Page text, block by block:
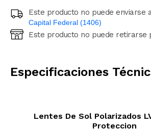
Este producto no puede enviarse
Capital Federal (1406)
Ingresá código postal (sólo números)
Este producto no puede retirarse
Especificaciones
Lentes De Sol Polarizados
Proteccion